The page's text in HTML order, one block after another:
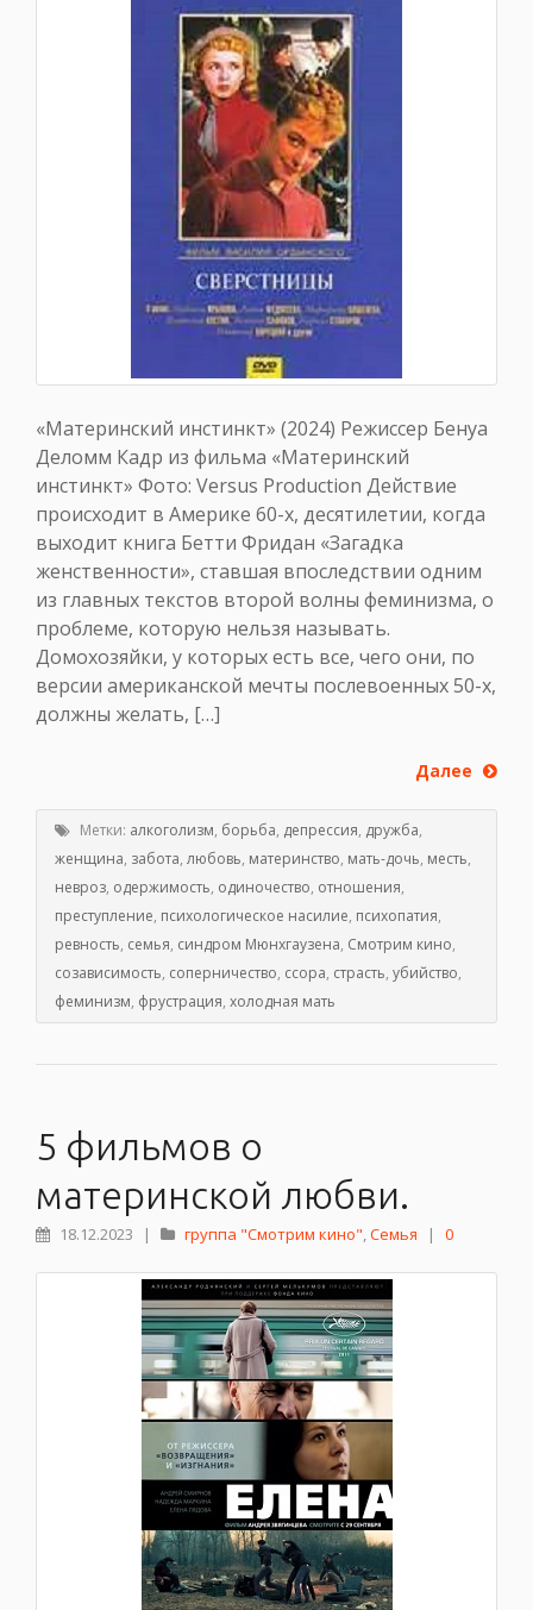
«Материнский инстинкт» (2024) Режиссер Бенуа
Деломм Кадр из фильма «Материнский
инстинкт» Фото: Versus Production Действие
происходит в Америке 60-х, десятилетии, когда
выходит книга Бетти Фридан «Загадка
женственности», ставшая впоследствии одним
из главных текстов второй волны феминизма, о
проблеме, которую нельзя называть.
Домохозяйки, у которых есть все, чего они, по
версии американской мечты послевоенных 50-х,
должны желать, […]
Далее
Метки: алкоголизм, борьба, депрессия, дружба,
женщина, забота, любовь, материнство, мать-дочь, месть,
невроз, одержимость, одиночество, отношения,
преступление, психологическое насилие, психопатия,
ревность, семья, синдром Мюнхгаузена, Смотрим кино,
созависимость, соперничество, ссора, страсть, убийство,
феминизм, фрустрация, холодная мать
5 фильмов о
материнской любви.
18.12.2023 | группа "Смотрим кино",Семья | 0